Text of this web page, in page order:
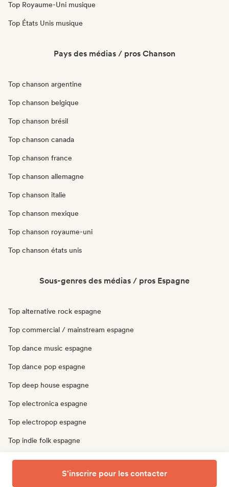
Top Royaume-Uni musique
Top États Unis musique
Pays des médias / pros Chanson
Top chanson argentine
Top chanson belgique
Top chanson brésil
Top chanson canada
Top chanson france
Top chanson allemagne
Top chanson italie
Top chanson mexique
Top chanson royaume-uni
Top chanson états unis
Sous-genres des médias / pros Espagne
Top alternative rock espagne
Top commercial / mainstream espagne
Top dance music espagne
Top dance pop espagne
Top deep house espagne
Top electronica espagne
Top electropop espagne
Top indie folk espagne
Top indie pop espagne
Top pop rock espagneS'inscrire pour les contacter